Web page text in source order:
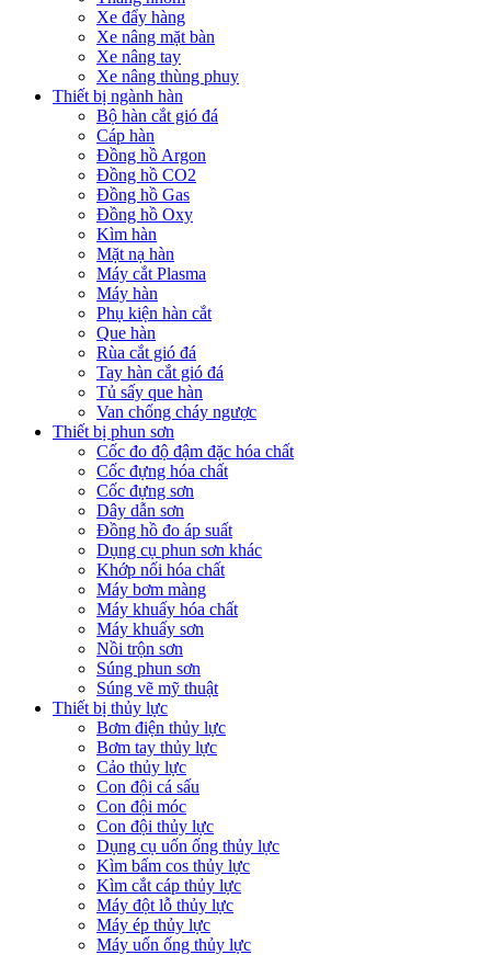
Xe đẩy hàng
Xe nâng mặt bàn
Xe nâng tay
Xe nâng thùng phuy
Thiết bị ngành hàn
Bộ hàn cắt gió đá
Cáp hàn
Đồng hồ Argon
Đồng hồ CO2
Đồng hồ Gas
Đồng hồ Oxy
Kìm hàn
Mặt nạ hàn
Máy cắt Plasma
Máy hàn
Phụ kiện hàn cắt
Que hàn
Rùa cắt gió đá
Tay hàn cắt gió đá
Tủ sấy que hàn
Van chống cháy ngược
Thiết bị phun sơn
Cốc đo độ đậm đặc hóa chất
Cốc đựng hóa chất
Cốc đựng sơn
Dây dẫn sơn
Đồng hồ đo áp suất
Dụng cụ phun sơn khác
Khớp nối hóa chất
Máy bơm màng
Máy khuấy hóa chất
Máy khuấy sơn
Nồi trộn sơn
Súng phun sơn
Súng vẽ mỹ thuật
Thiết bị thủy lực
Bơm điện thủy lực
Bơm tay thủy lực
Cảo thủy lực
Con đội cá sấu
Con đội móc
Con đội thủy lực
Dụng cụ uốn ống thủy lực
Kìm bấm cos thủy lực
Kìm cắt cáp thủy lực
Máy đột lỗ thủy lực
Máy ép thủy lực
Máy uốn ống thủy lực